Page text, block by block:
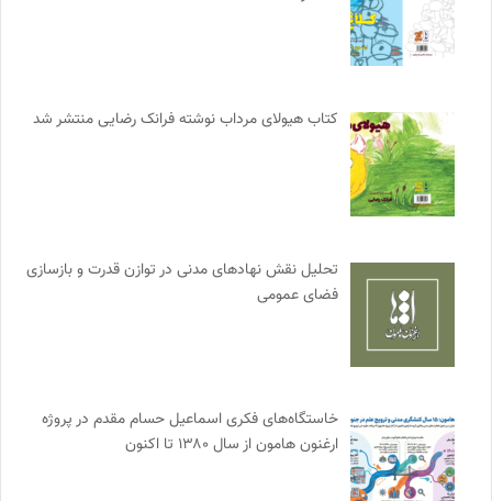
کتاب هیولای مرداب نوشته فرانک رضایی منتشر شد
تحلیل نقش نهادهای مدنی در توازن قدرت و بازسازی
فضای عمومی
خاستگاه‌های فکری اسماعیل حسام مقدم در پروژه
ارغنون هامون از سال ۱۳۸۰ تا اکنون